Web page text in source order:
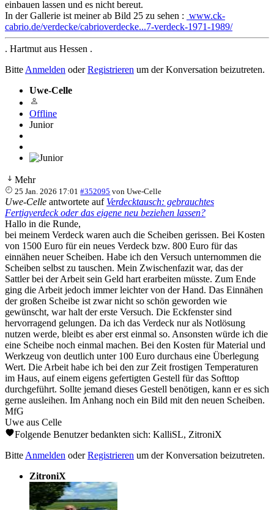
einbauen lassen und es nicht bereut.
In der Gallerie ist meiner ab Bild 25 zu sehen : www.ck-
cabrio.de/verdecke/cabrioverdecke...7-verdeck-1971-1989/
. Hartmut aus Hessen .
Bitte Anmelden oderRegistrieren um der Konversation beizutreten.
Uwe-Celle
Offline
Junior
Mehr
25 Jan. 2026 17:01 #352095 vonUwe-Celle
Uwe-Celle antwortete auf Verdecktausch: gebrauchtes
Fertigverdeck oder das eigene neu beziehen lassen?
Hallo in die Runde,
bei meinem Verdeck waren auch die Scheiben gerissen. Bei Kosten
von 1500 Euro für ein neues Verdeck bzw. 800 Euro für das
einnähen neuer Scheiben. Habe ich den Versuch unternommen die
Scheiben selbst zu tauschen. Mein Zwischenfazit war, das der
Sattler bei der Arbeit sein Geld hart erarbeiten müsste. Zum Ende
ging die Arbeit jedoch immer leichter von der Hand. Das Einnähen
der großen Scheibe ist zwar nicht so schön geworden wie
gewünscht, war halt der erste Versuch. Die Eckfenster sind
hervorragend gelungen. Da ich das Verdeck nur als Notlösung
nutzen werde, bleibt es aber erst einmal so. Ansonsten würde ich die
eine Scheibe noch einmal machen. Bei den Kosten für Material und
Werkzeug von deutlich unter 100 Euro durchaus eine Überlegung
Wert. Die Arbeit habe ich bei den zur Zeit frostigen Temperaturen
im Haus, auf einem eigens gefertigten Gestell für das Softtop
durchgeführt. Sollte jemand dieses Gestell benötigen, kann er es sich
gerne ausleihen. Im Anhang noch ein Bild mit den neuen Scheiben.
MfG
Uwe aus Celle
Folgende Benutzer bedankten sich: KalliSL, ZitroniX
Bitte Anmelden oderRegistrieren um der Konversation beizutreten.
ZitroniX